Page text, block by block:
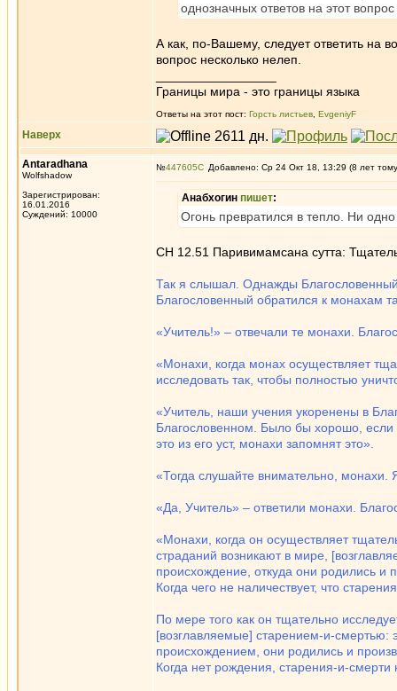
однозначных ответов на этот
А как, по-Вашему, следует ответить на
вопрос несколько нелеп.
Границы мира - это границы языка
Ответы на этот пост: Горсть листьев EvgeniyF
Наверх
Antaradhana
Wolfshadow
Зарегистрирован:
16.01.2016
Суждений: 10000
№447605 Добавлено: Ср 24 Окт 18, 13:29 (8 лет
Анабхогин пишет:
Огонь превратился в тепло. Ни одно
СН 12.51 Паривимамсана сутта:
Так я слышал. Однажды
Благословенный обратился к монахам
«Учитель!» – отвечали те монахи.
«Монахи, когда монах осуществляет
исследовать так, чтобы полностью
«Учитель, наши учения укоренены в
Благословенном. Было бы хорошо, если
это из его уст, монахи запомнят это».
«Тогда слушайте внимательно, монахи.
«Да, Учитель» – ответили монахи.
«Монахи, когда он осуществляет
страданий возникают в мире,
происхождение, откуда они родились и
Когда чего не наличествует, что
По мере того как он тщательно
[возглавляемые] старением-и-
происхождением, они родились и
Когда нет рождения, старения-и-смерти